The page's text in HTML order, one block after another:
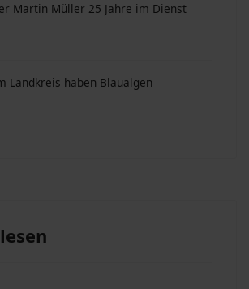
Martin Müller 25 Jahre im Dienst
Landkreis haben Blaualgen